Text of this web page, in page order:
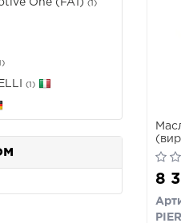
One (FA1) (1)
(1)
8